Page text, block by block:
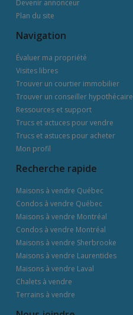
Devenir annonceur
Plan du site
Navigation
Évaluer ma propriété
Visites libres
Trouver un courtier immobilier
Trouver un conseiller hypothécaire
Ressources et support
Trucs et actuces pour vendre
Trucs et astuces pour acheter
Mon profil
Recherche rapide
Maisons à vendre Québec
Condos à vendre Québec
Maisons à vendre Montréal
Condos à vendre Montréal
Maisons à vendre Sherbrooke
Maisons à vendre Laurentides
Maisons à vendre Laval
Chalets à vendre
Terrains à vendre